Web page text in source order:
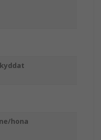
hona